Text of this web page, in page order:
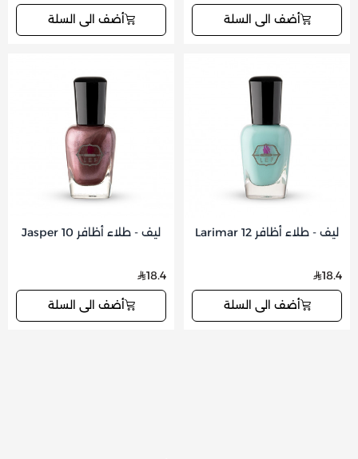
أضف الى السلة أضف الى السلة
ليف - طلاء أظافر Larimar 12
18.4
أضف الى السلة
ليف - طلاء أظافر Jasper 10
18.4
أضف الى السلة